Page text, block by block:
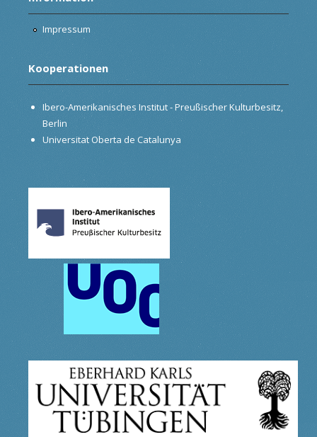
Impressum
Kooperationen
Ibero-Amerikanisches Institut - Preußischer Kulturbesitz,
Berlin
Universitat Oberta de Catalunya